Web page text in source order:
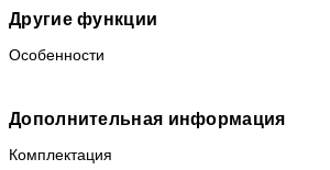
Другие функции
Особенности
Дополнительная информация
Комплектация